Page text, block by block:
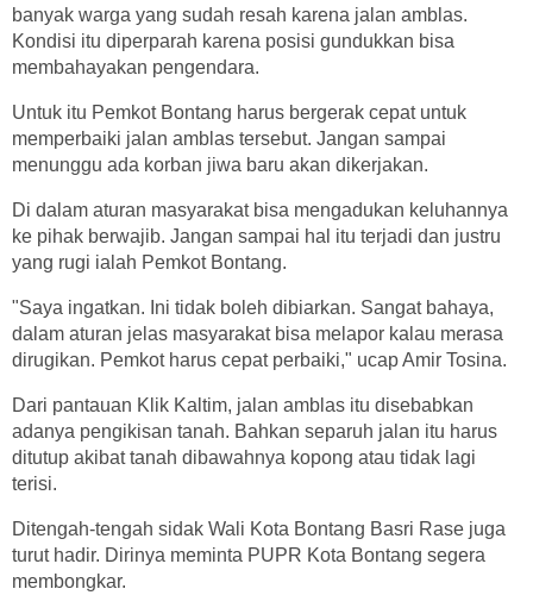
banyak warga yang sudah resah karena jalan amblas.
Kondisi itu diperparah karena posisi gundukkan bisa
membahayakan pengendara.
Untuk itu Pemkot Bontang harus bergerak cepat untuk
memperbaiki jalan amblas tersebut. Jangan sampai
menunggu ada korban jiwa baru akan dikerjakan.
Di dalam aturan masyarakat bisa mengadukan keluhannya
ke pihak berwajib. Jangan sampai hal itu terjadi dan justru
yang rugi ialah Pemkot Bontang.
"Saya ingatkan. Ini tidak boleh dibiarkan. Sangat bahaya,
dalam aturan jelas masyarakat bisa melapor kalau merasa
dirugikan. Pemkot harus cepat perbaiki," ucap Amir Tosina.
Dari pantauan Klik Kaltim, jalan amblas itu disebabkan
adanya pengikisan tanah. Bahkan separuh jalan itu harus
ditutup akibat tanah dibawahnya kopong atau tidak lagi
terisi.
Ditengah-tengah sidak Wali Kota Bontang Basri Rase juga
turut hadir. Dirinya meminta PUPR Kota Bontang segera
membongkar.